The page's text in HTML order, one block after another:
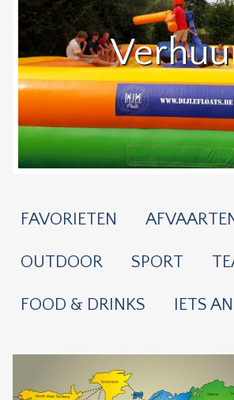
FAVORIETEN
OUTDOOR SPORT
FOOD & DRINKS IETS